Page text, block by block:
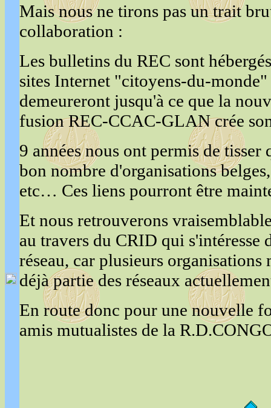
Mais nous ne tirons pas un trait
collaboration :
Les bulletins du REC sont
sites Internet "citoyens-du-
demeureront jusqu'à ce que la
fusion REC-CCAC-GLAN crée
9 années nous ont permis de tisser
bon nombre d'organisations
etc… Ces liens pourront être
Et nous retrouverons
au travers du CRID qui s'intéresse
réseau, car plusieurs
déjà partie des réseaux
En route donc pour une nouvelle
amis mutualistes de la